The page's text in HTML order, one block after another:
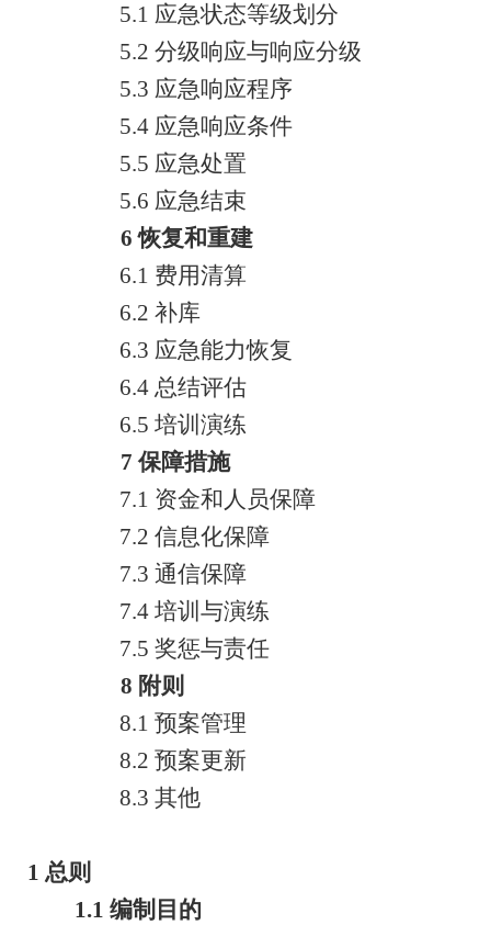
5.1 应急状态等级划分
5.2分级响应与响应分级
5.3 应急响应程序
5.4 应急响应条件
5.5 应急处置
5.6 应急结束
6恢复和重建
6.1 费用清算
6.2补库
6.3 应急能力恢复
6.4总结评估
6.5培训演练
7保障措施
7.1 资金和人员保障
7.2信息化保障
7.3通信保障
7.4培训与演练
7.5奖惩与责任
8 附则
8.1预案管理
8.2预案更新
8.3其他
1 总则
1.1 编制目的